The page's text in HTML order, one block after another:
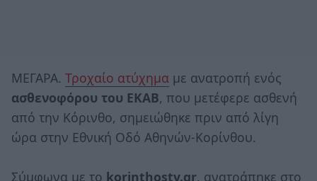
ΜΕΓΑΡΑ. Τροχαίο ατύχημα με ανατροπή ενός
ασθενοφόρου του ΕΚΑΒ, που μετέφερε ασθενή
από την Κόρινθο, σημειώθηκε πριν από λίγη
ώρα στην Εθνική Οδό Αθηνών-Κορίνθου.
Σύμφωνα με το korinthostv.gr, ανατράπηκε στο